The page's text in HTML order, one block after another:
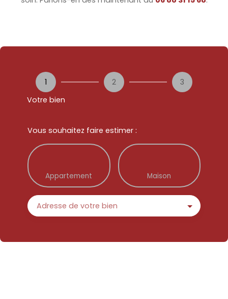
1
Votre bien
2 3
Vous souhaitez faire estimer :
Appartement Maison
Adresse de votre bien